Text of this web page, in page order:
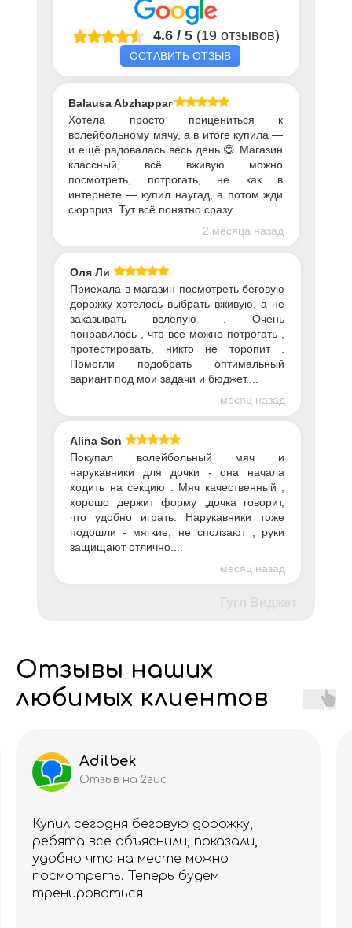
4.6 / 5 (19 отзывов)
ОСТАВИТЬ ОТЗЫВ
Balausa Abzhapparova
Хотела просто прицениться к
волейбольному мячу, а в итоге купила —
и ещё радовалась весь день 😄 Магазин
классный, всё вживую можно
посмотреть, потрогать, не как в
интернете — купил наугад, а потом жди
сюрприз. Тут всё понятно сразу....
2 месяца назад
Оля Ли
Приехала в магазин посмотреть беговую
дорожку-хотелось выбрать вживую, а не
заказывать вслепую . Очень
понравилось , что все можно потрогать ,
протестировать, никто не торопит .
Помогли подобрать оптимальный
вариант под мои задачи и бюджет....
месяц назад
Alina Son
Покупал волейбольный мяч и
нарукавники для дочки - она начала
ходить на секцию . Мяч качественный ,
хорошо держит форму ,дочка говорит,
что удобно играть. Нарукавники тоже
подошли - мягкие, не сползают , руки
защищают отлично....
месяц назад
Отзывы наших
любимых клиентов
Loik
Отзыв на 2гис
Купил манжеты на ноги для
тренировок. Уже несколько раз
тренируюсь с ними. И особое
благодарность вежливым
сотрудникам, отличное обслуживание